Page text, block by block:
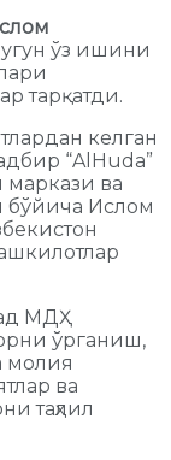
ўз ишини
тарқатди.
келган
“AlHuda”
маркази ва
бўйича Ислом
МДҲ
ўрганиш,
молия
ва
таҳлил